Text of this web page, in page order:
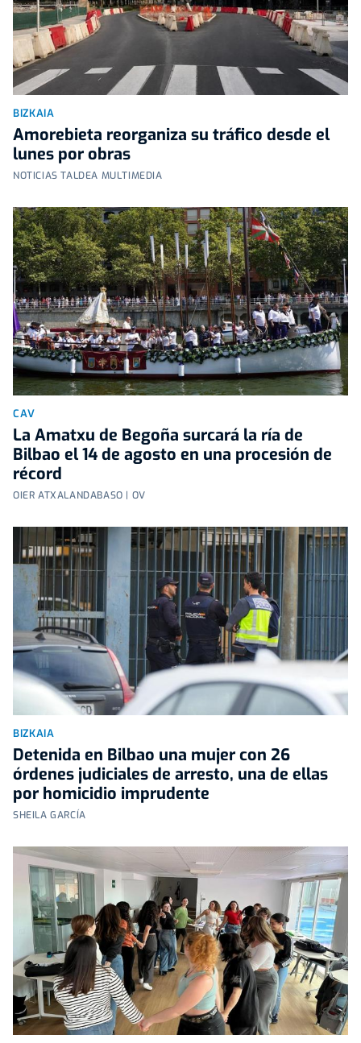
BIZKAIA
Amorebieta reorganiza su tráfico desde el
lunes por obras
NOTICIAS TALDEA MULTIMEDIA
CAV
La Amatxu de Begoña surcará la ría de
Bilbao el 14 de agosto en una procesión de
récord
OIER ATXALANDABASO | OV
BIZKAIA
Detenida en Bilbao una mujer con 26
órdenes judiciales de arresto, una de ellas
por homicidio imprudente
SHEILA GARCÍA